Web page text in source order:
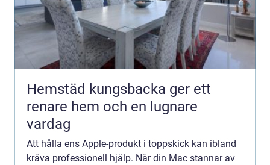
Hemstäd kungsbacka ger ett
renare hem och en lugnare
vardag
Att hålla ens Apple-produkt i toppskick kan ibland
kräva professionell hjälp. När din Mac stannar av